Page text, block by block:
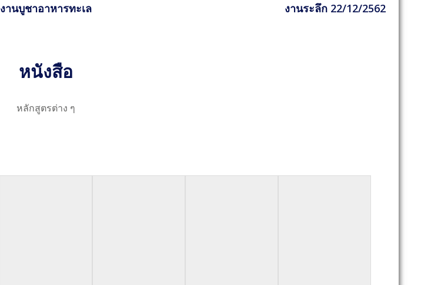
งานบูชาอาหารทะเล งานระลึก 22/12/2562
หนังสือ
หลักสูตรต่าง ๆ